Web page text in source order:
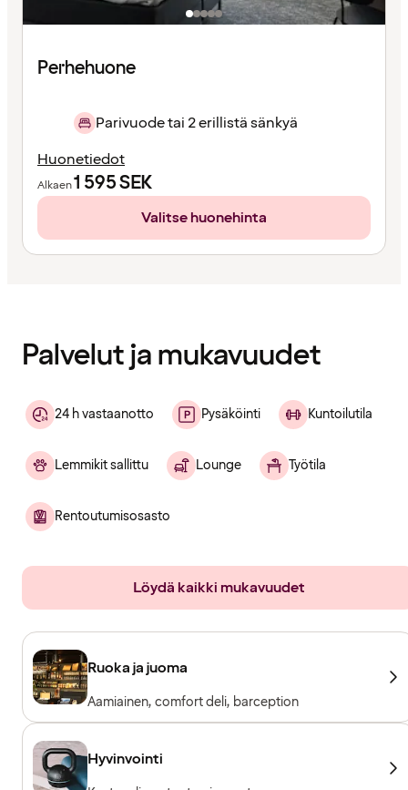
Perhehuone
Parivuode tai 2 erillistä sänkyä
Huonetiedot
Alkaen1 595SEK
Valitse huonehinta
Palvelut ja mukavuudet
24 h vastaanotto Pysäköinti Kuntoilutila
Lemmikit sallittu Lounge Työtila
Rentoutumisosasto
Löydä kaikki mukavuudet
Ruoka ja juoma
Aamiainen, comfort deli, barception
Hyvinvointi